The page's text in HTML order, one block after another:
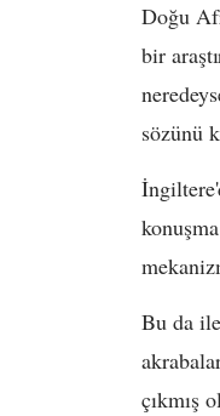
Doğu
bir
sözünü
Bu da
çıkmış